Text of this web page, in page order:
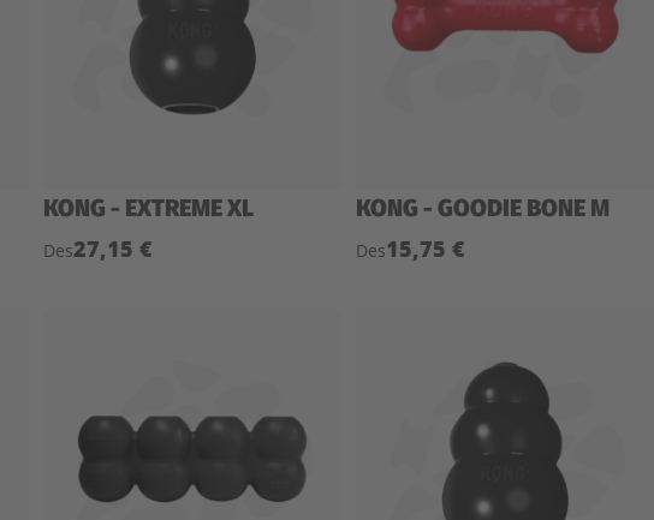
KONG - EXTREME XL
Des27,15 €
KONG - GOODIE BONE M
Des15,75 €